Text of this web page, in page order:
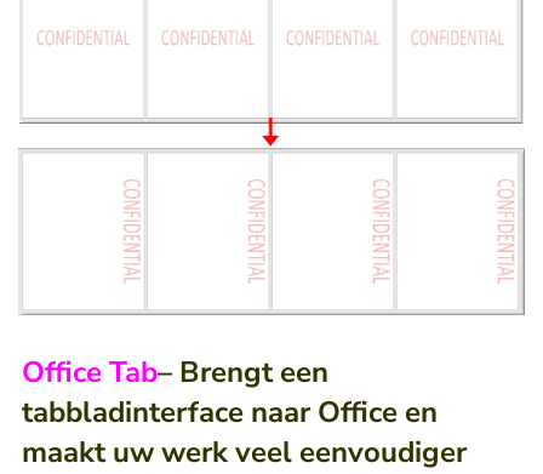
Office Tab– Brengt een
tabbladinterface naar Office en
maakt uw werk veel eenvoudiger